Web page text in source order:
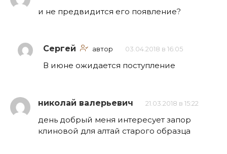
и не предвидится его появление?
Сергей автор 03.04.2018 в 16:05
В июне ожидается поступление
николай валерьевич 21.03.2018 в 15:22
день добрый меня интересует запор
клиновой для алтай старого образца